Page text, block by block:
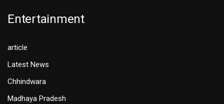
Entertainment
article
Latest News
Chhindwara
Madhaya Pradesh